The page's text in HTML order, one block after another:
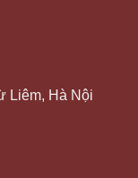
Liêm, Hà Nội